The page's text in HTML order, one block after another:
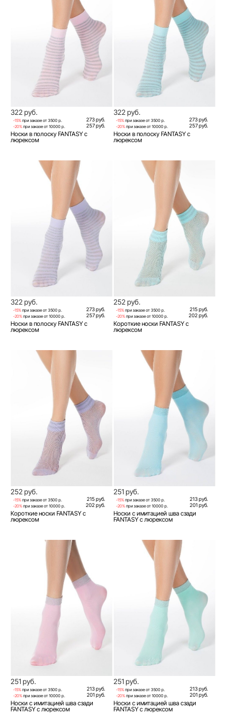
322 руб.
-15% при заказе от 3500 р. 273 руб.
-20% при заказе от 10000 р. 257 руб.
Носки в полоску FANTASY с
люрексом
322 руб.
-15% при заказе от 3500 р. 273 руб.
-20% при заказе от 10000 р. 257 руб.
Носки в полоску FANTASY с
люрексом
322 руб.
-15% при заказе от 3500 р. 273 руб.
-20% при заказе от 10000 р. 257 руб.
Носки в полоску FANTASY с
люрексом
252 руб.
-15% при заказе от 3500 р. 215 руб.
-20% при заказе от 10000 р. 202 руб.
Короткие носки FANTASY с
люрексом
252 руб.
-15% при заказе от 3500 р. 215 руб.
-20% при заказе от 10000 р. 202 руб.
Короткие носки FANTASY с
люрексом
251 руб.
-15% при заказе от 3500 р. 213 руб.
-20% при заказе от 10000 р. 201 руб.
Носки с имитацией шва сзади
FANTASY с люрексом
251 руб.
-15% при заказе от 3500 р. 213 руб.
-20% при заказе от 10000 р. 201 руб.
Носки с имитацией шва сзади
FANTASY с люрексом
251 руб.
-15% при заказе от 3500 р. 213 руб.
-20% при заказе от 10000 р. 201 руб.
Носки с имитацией шва сзади
FANTASY с люрексом